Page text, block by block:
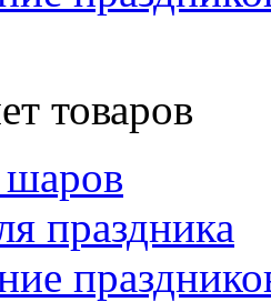
товаров
шаров
праздника